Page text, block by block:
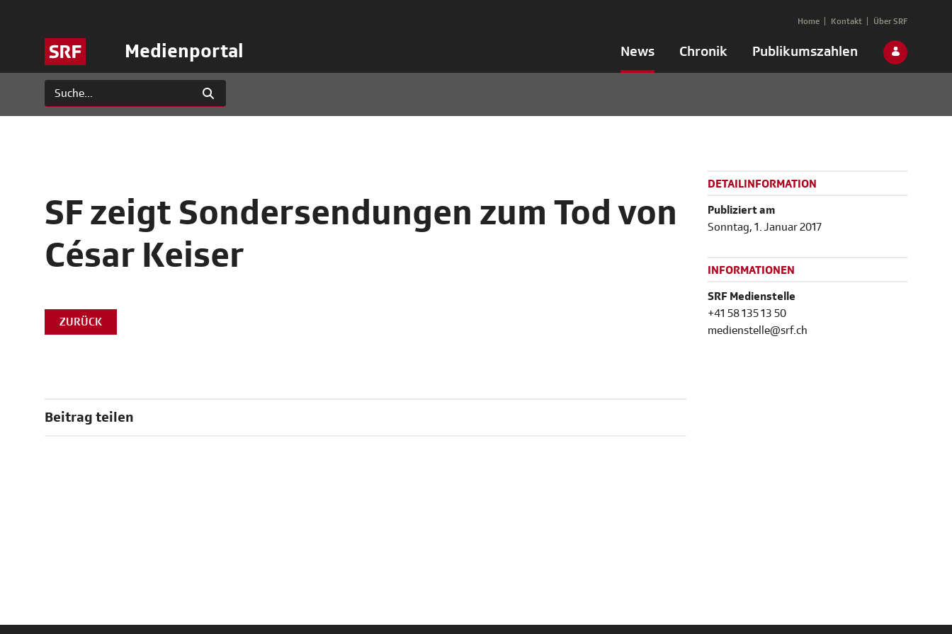
Medienportal News Chronik Publikumszahlen
Home Kontakt Über SRF
SF zeigt Sondersendungen zum Tod von
César Keiser
ZURÜCK
Beitrag teilen
DETAILINFORMATION
Publiziert am
Sonntag, 1. Januar 2017
INFORMATIONEN
SRF Medienstelle
+41 58 135 13 50
medienstelle@srf.ch